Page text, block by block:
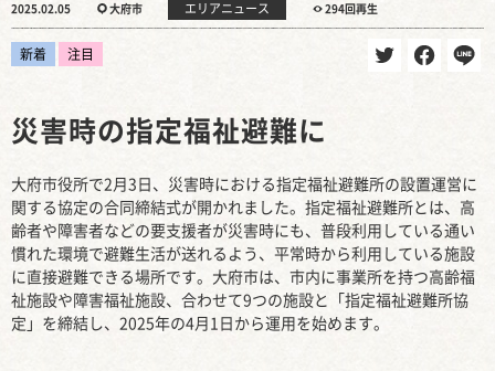
2025.02.05 大府市 エリアニュース 294回再生
新着 注目
災害時の指定福祉避難に
大府市役所で2月3日、災害時における指定福祉避難所の設置運営に
関する協定の合同締結式が開かれました。指定福祉避難所とは、高
齢者や障害者などの要支援者が災害時にも、普段利用している通い
慣れた環境で避難生活が送れるよう、平常時から利用している施設
に直接避難できる場所です。大府市は、市内に事業所を持つ高齢福
祉施設や障害福祉施設、合わせて9つの施設と「指定福祉避難所協
定」を締結し、2025年の4月1日から運用を始めます。